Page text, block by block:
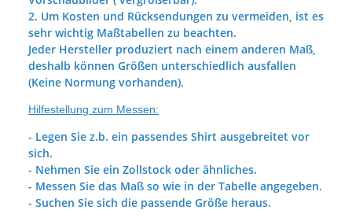
2. Um Kosten und Rücksendungen zu vermeiden, ist es
sehr wichtig Maßtabellen zu beachten.
Jeder Hersteller produziert nach einem anderen Maß,
deshalb können Größen unterschiedlich ausfallen
(Keine Normung vorhanden).
Hilfestellung zum Messen:
- Legen Sie z.b. ein passendes Shirt ausgebreitet vor
sich.
- Nehmen Sie ein Zollstock oder ähnliches.
- Messen Sie das Maß so wie in der Tabelle angegeben.
- Suchen Sie sich die passende Größe heraus.